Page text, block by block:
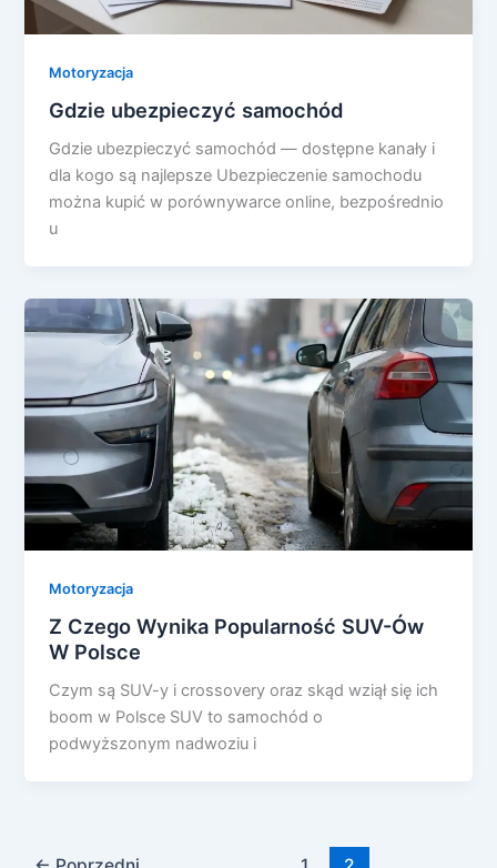
Motoryzacja
Gdzie ubezpieczyć samochód
Gdzie ubezpieczyć samochód — dostępne kanały i
dla kogo są najlepsze Ubezpieczenie samochodu
można kupić w porównywarce online, bezpośrednio
u
Motoryzacja
Z Czego Wynika Popularność SUV-Ów
W Polsce
Czym są SUV-y i crossovery oraz skąd wziął się ich
boom w Polsce SUV to samochód o
podwyższonym nadwoziu i